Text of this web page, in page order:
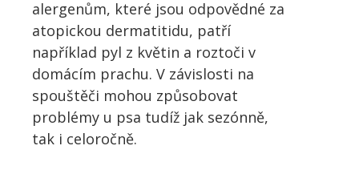
alergenům, které jsou odpovědné za
atopickou dermatitidu, patří
například pyl z květin a roztoči v
domácím prachu. V závislosti na
spouštěči mohou způsobovat
problémy u psa tudíž jak sezónně,
tak i celoročně.